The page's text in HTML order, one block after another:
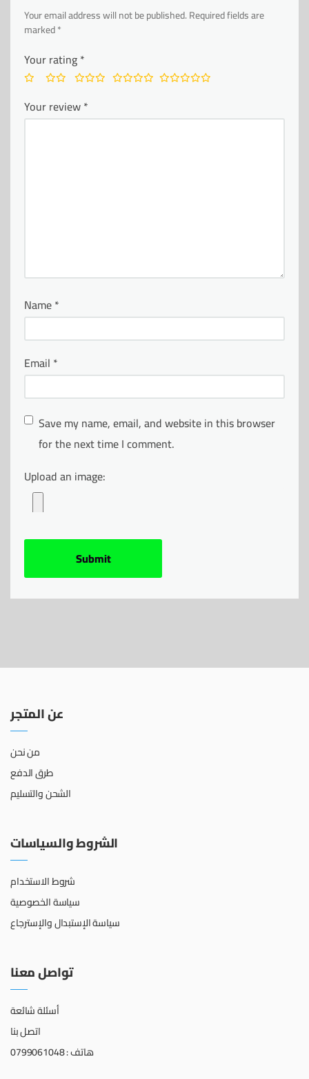
Your email address will not be published.Required fields are
marked*
Your rating*
Your review*
Name*
Email *
Save my name, email, and website in this browser
for the next time I comment.
Upload an image:
عن المتجر
من نحن
طرق الدفع
الشحن والتسليم
الشروط والسياسات
شروط الاستخدام
سياسة الخصوصية
سياسة الإستبدال والإسترجاع
تواصل معنا
أسئلة شائعة
اتصل بنا
هاتف : 0799061048